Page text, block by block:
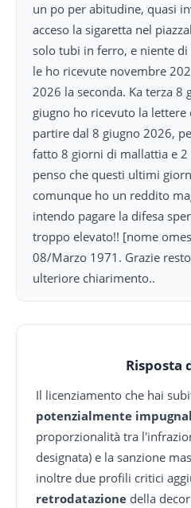
un po per abitudine, quasi
acceso la sigaretta nel
solo tubi in ferro, e niente
le ho ricevute novembre
2026 la seconda. Ka terza 8
giugno ho ricevuto la lettere
partire dal 8 giugno 2026,
fatto 8 giorni di mallattia e
penso che questi ultimi
comunque ho un reddito
intendo pagare la difesa
troppo elevato!! [nome
08/Marzo 1971. Grazie
ulteriore chiarimento..
Risposta
Il licenziamento che hai
potenzialmente
proporzionalità tra
designata) e la sanzione
inoltre due profili critici
retrodatazione della